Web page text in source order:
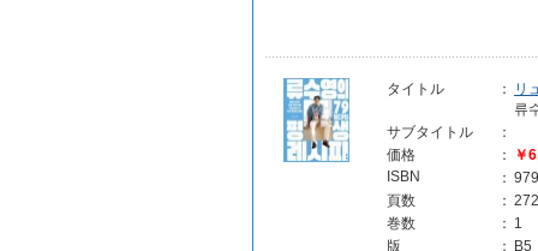
タイトル ：
リ
류
サブタイトル
：
価格
：
￥
ISBN
：
頁数
： 272
巻数
： 1
版
：
B5